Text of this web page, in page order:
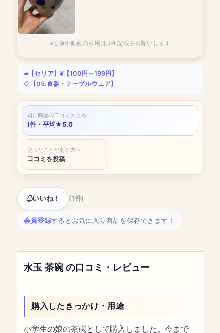
※画像や動画の引用はURL記載をお願いします
【セリア】
【100円～199円】
【05.食器・テーブルウェア】
同じ商品の口コミまとめ
1件・平均★5.0
使ったことがある方へ
口コミを投稿
いいね！ (1件)
会員登録するとお気に入り商品を保存できます！
水玉 茶碗 の口コミ・レビュー
購入したきっかけ・用途
小学生の娘の茶碗として購入しました。今まで